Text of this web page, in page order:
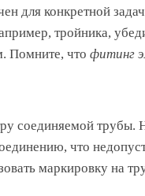
для конкретной
тройника,
Помните, что фитинг
соединяемой трубы.
что
маркировку на